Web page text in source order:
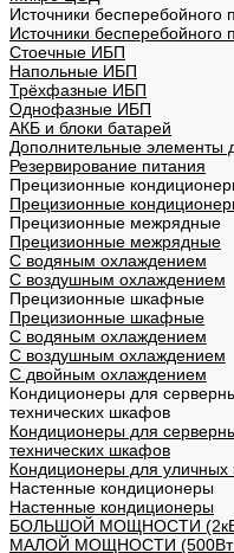
Источники бесперебойного
Источники бесперебойного
Стоечные ИБП
Напольные ИБП
Трёхфазные ИБП
Однофазные ИБП
АКБ и блоки батарей
Дополнительные элементы
Резервирование питания
Прецизионные
Прецизионные
Прецизионные межрядные
Прецизионные межрядные
С водяным охлаждением
С воздушным охлаждением
Прецизионные шкафные
Прецизионные шкафные
С водяным охлаждением
С воздушным охлаждением
С двойным охлаждением
Кондиционеры для
технических шкафов
Кондиционеры для
технических шкафов
Кондиционеры для уличных
Настенные кондиционеры
Настенные кондиционеры
БОЛЬШОЙ МОЩНОСТИ
МАЛОЙ МОЩНОСТИ (500Вт